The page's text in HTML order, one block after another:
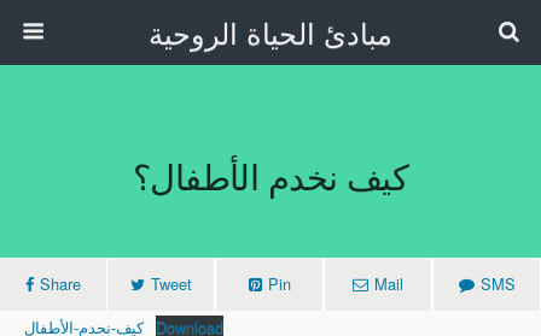
مبادئ الحياة الروحية
كيف نخدم الأطفال؟
Share Tweet Pin Mail
SMS
كيف-نحدم-الأطفال Download